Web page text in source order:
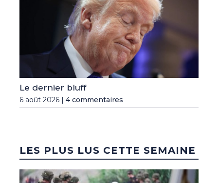
Le dernier bluff
6 août 2026 | 4 commentaires
LES PLUS LUS CETTE SEMAINE